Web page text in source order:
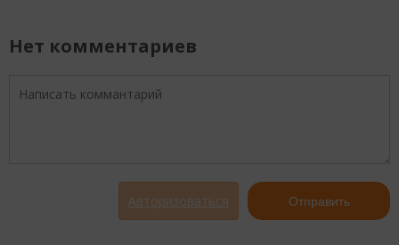
Нет комментариев
Авторизоваться Отправить